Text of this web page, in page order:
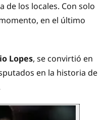
de los locales. Con solo
en el último
Lopes, se convirtió en
en la historia de